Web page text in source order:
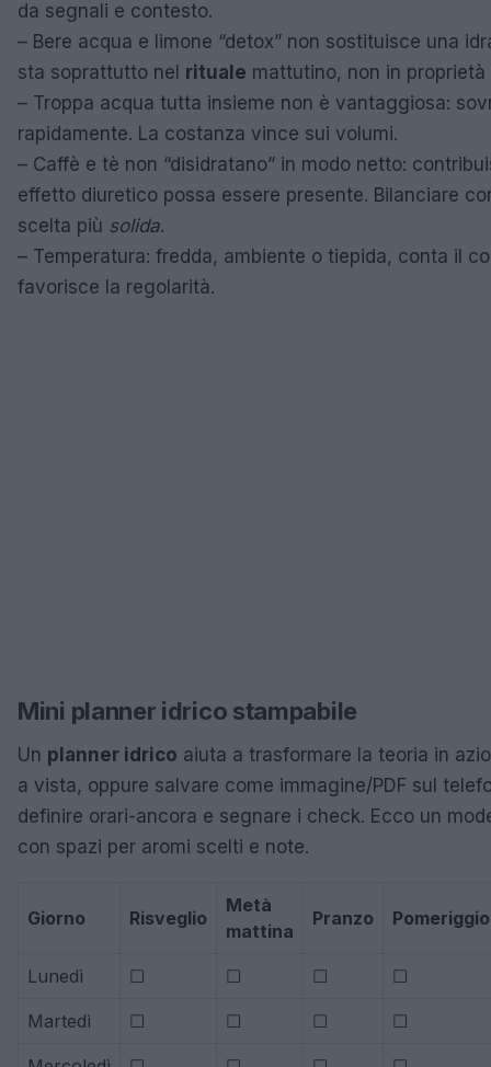
da segnali e contesto.
– Bere acqua e limone “detox” non sostituisce una
sta soprattutto nel rituale mattutino, non in
– Troppa acqua tutta insieme non è vantaggiosa:
rapidamente. La costanza vince sui volumi.
– Caffè e tè non “disidratano” in modo netto:
effetto diuretico possa essere presente. Bilanciare
scelta più solida.
– Temperatura: fredda, ambiente o tiepida, conta il
favorisce la regolarità.
Mini planner idrico stampabile
Un planner idrico aiuta a trasformare la teoria in
a vista, oppure salvare come immagine/PDF sul
definire orari-ancora e segnare i check. Ecco un
con spazi per aromi scelti e note.
Giorno Risveglio
Metà
mattina
Pranzo Pomeriggio
Lunedì ☐ ☐ ☐ ☐
Martedì ☐ ☐ ☐ ☐